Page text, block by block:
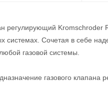
регулирующий Kromschroder
Сочетая в себе
газовой системы.
газового клапана